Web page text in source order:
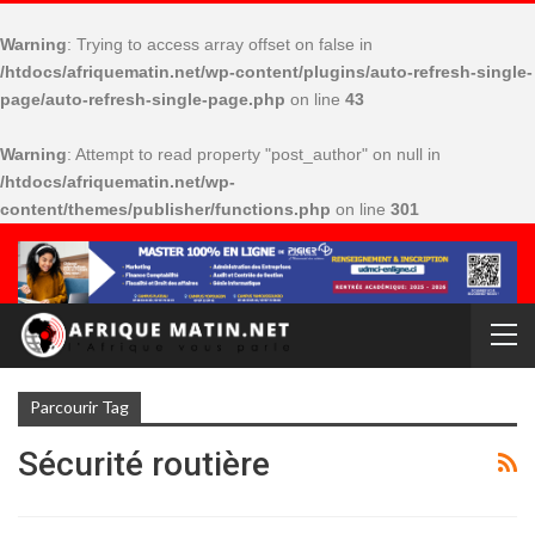
Warning: Trying to access array offset on false in
/htdocs/afriquematin.net/wp-content/plugins/auto-refresh-single-
page/auto-refresh-single-page.php on line 43
Warning: Attempt to read property "post_author" on null in
/htdocs/afriquematin.net/wp-
content/themes/publisher/functions.php on line 301
Parcourir Tag
Sécurité routière